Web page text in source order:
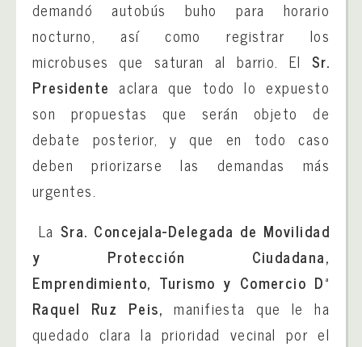
demandó autobús buho para horario
nocturno, así como registrar los
microbuses que saturan al barrio. El Sr.
Presidente aclara que todo lo expuesto
son propuestas que serán objeto de
debate posterior, y que en todo caso
deben priorizarse las demandas más
urgentes.
La Sra. Concejala-Delegada de Movilidad
y Protección Ciudadana,
Emprendimiento, Turismo y Comercio Dª
Raquel Ruz Peis,manifiesta que le ha
quedado clara la prioridad vecinal por el